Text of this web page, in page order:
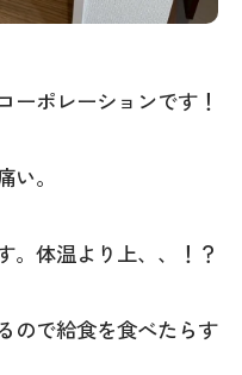
ーポレーションです！
。
。体温より上、、！？
ので給食を食べたらす